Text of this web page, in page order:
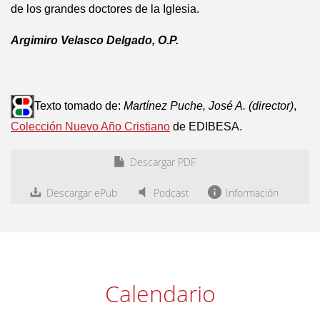
de los grandes doctores de la Iglesia.
Argimiro Velasco Delgado, O.P.
Texto tomado de: Martínez Puche, José A. (director),
Colección Nuevo Año Cristiano de EDIBESA.
Descargar PDF
Descargar ePub Podcast Información
Calendario